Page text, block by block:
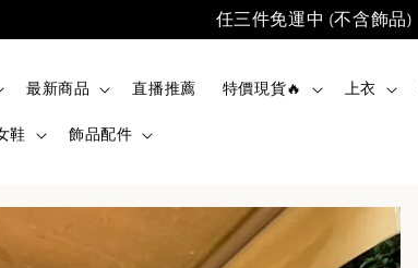
任三件免運中 (不含飾品)
最新商品 直播推薦 特價現貨🔥 上衣
鞋 飾品配件